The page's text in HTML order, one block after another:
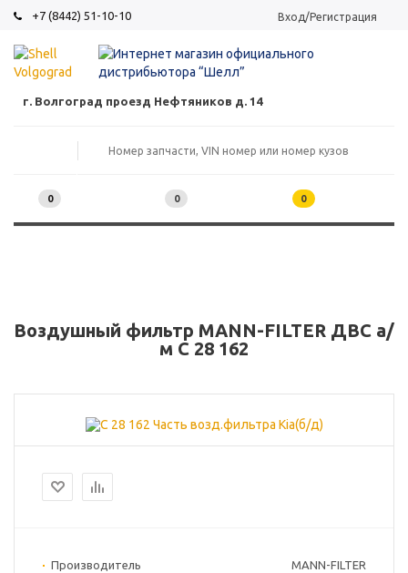
+7 (8442) 51-10-10 Вход/Регистрация
г. Волгоград проезд Нефтяников д. 14
0 0 0
Воздушный фильтр MANN-FILTER ДВС а/
м C 28 162
Производитель MANN-FILTER